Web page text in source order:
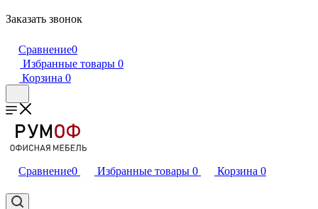
Заказать звонок
Сравнение0
Избранные товары 0
Корзина 0
Сравнение0 Избранные товары 0 Корзина 0